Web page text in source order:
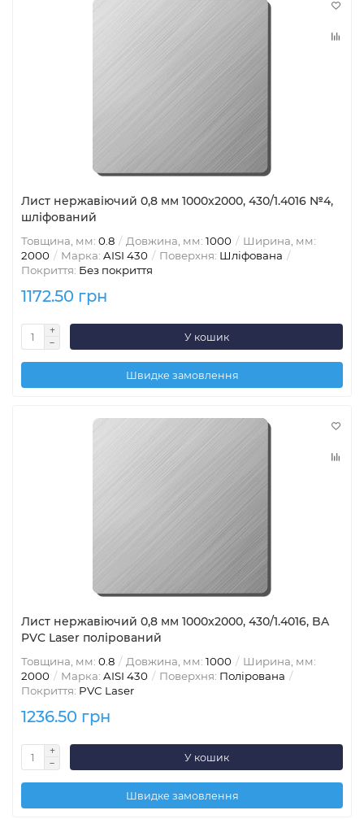
Лист нержавіючий 0,8 мм 1000x2000, 430/1.4016 №4,
шліфований
Товщина, мм: 0.8 Довжина, мм: 1000
Ширина, мм:
2000
Марка: AISI 430 Поверхня: Шліфована
Покриття: Без покриття
1172.50 грн
У кошик
Швидке замовлення
Лист нержавіючий 0,8 мм 1000x2000, 430/1.4016, BA
PVC Laser полірований
Товщина, мм: 0.8 Довжина, мм: 1000
Ширина, мм:
2000
Марка: AISI 430 Поверхня: Полірована
Покриття: PVC Laser
1236.50 грн
У кошик
Швидке замовлення